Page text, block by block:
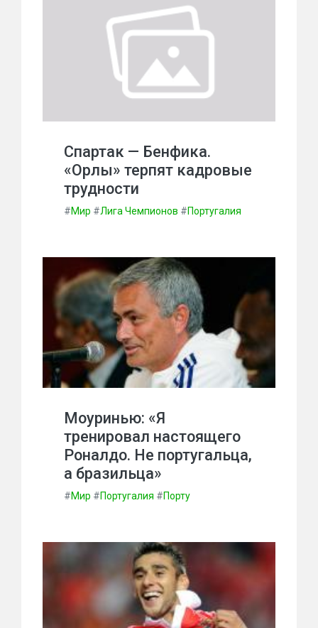
Спартак — Бенфика.
«Орлы» терпят кадровые
трудности
#Мир #Лига Чемпионов #Португалия
Моуринью: «Я
тренировал настоящего
Роналдо. Не португальца,
а бразильца»
#Мир #Португалия #Порту